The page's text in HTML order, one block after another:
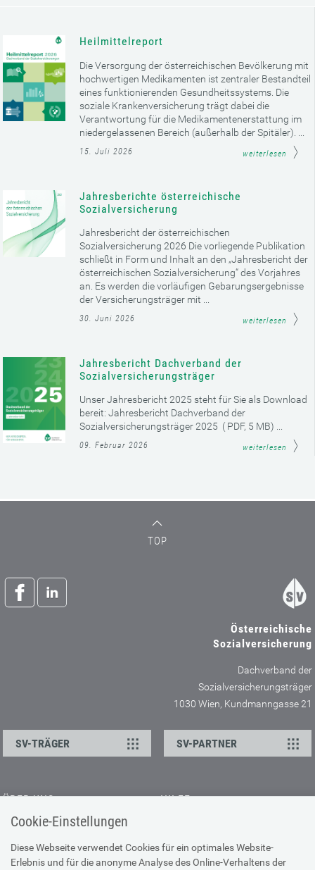
Cookie-Einstellungen
Diese Webseite verwendet Cookies für ein optimales Website-
Erlebnis und für die anonyme Analyse des Online-Verhaltens der
Heilmittelreport
Die Versorgung der österreichischen Bevölkerung mit
hochwertigen Medikamenten ist zentraler Bestandteil
eines funktionierenden Gesundheitssystems. Die
soziale Krankenversicherung trägt dabei die
Verantwortung für die Medikamentenerstattung im
niedergelassenen Bereich (außerhalb der Spitäler). ...
15. Juli 2026 weiterlesen
Jahresberichte österreichische
Sozialversicherung
Jahresbericht der österreichischen
Sozialversicherung 2026 Die vorliegende Publikation
schließt in Form und Inhalt an den „Jahresbericht der
österreichischen Sozialversicherung“ des Vorjahres
an. Es werden die vorläufigen Gebarungsergebnisse
der Versicherungsträger mit ...
30. Juni 2026 weiterlesen
Jahresbericht Dachverband der
Sozialversicherungsträger
Unser Jahresbericht 2025 steht für Sie als Download
bereit: Jahresbericht Dachverband der
Sozialversicherungsträger 2025 ( PDF, 5 MB) ...
09. Februar 2026 weiterlesen
TOP
Österreichische
Sozialversicherung
Dachverband der
Sozialversicherungsträger
1030 Wien, Kundmanngasse 21
SV-TRÄGER SV-PARTNER
ÜBER UNS
Kontakt
Offene Stellen
Presse
HILFE
Browser-Info & Sicherheit
Hilfe zur Suche